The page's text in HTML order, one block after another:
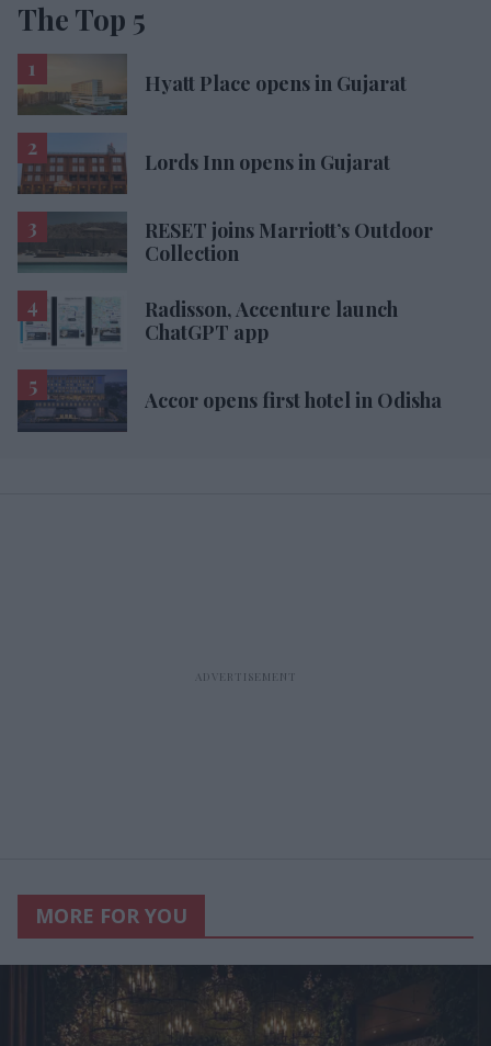
The Top 5
Hyatt Place opens in Gujarat
Lords Inn opens in Gujarat
RESET joins Marriott’s Outdoor
Collection
Radisson, Accenture launch
ChatGPT app
Accor opens first hotel in Odisha
MORE FOR YOU